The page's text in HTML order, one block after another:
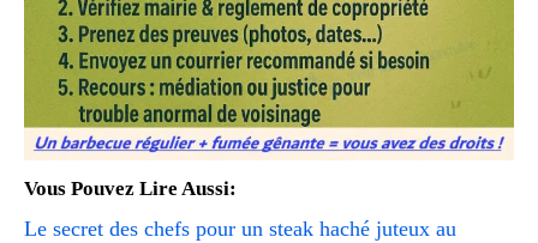
Vous Pouvez Lire Aussi:
Le secret des chefs pour un steak haché juteux au